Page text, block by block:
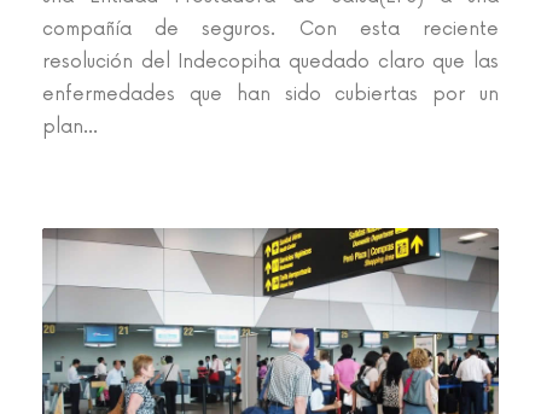
compañía de seguros. Con esta reciente
resolución del Indecopiha quedado claro que las
enfermedades que han sido cubiertas por un
plan...